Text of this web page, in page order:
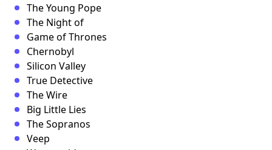
The Young Pope
The Night of
Game of Thrones
Chernobyl
Silicon Valley
True Detective
The Wire
Big Little Lies
The Sopranos
Veep